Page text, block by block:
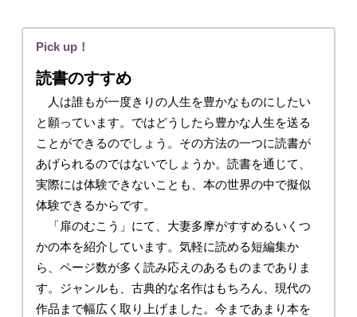
Pick up！
読書のすすめ
人は誰もが一度きりの人生を豊かなものにしたい
と願っています。ではどうしたら豊かな人生を送る
ことができるのでしょう。その方法の一つに読書が
あげられるのではないでしょうか。読書を通じて、
実際には体験できないことも、本の世界の中で擬似
体験できるからです。
「扉のむこう」にて、大妻多摩がすすめるいくつ
かの本を紹介しています。気軽に読める短編集か
ら、ページ数が多く読み応えのあるものまでありま
す。ジャンルも、古典的な名作はもちろん、現代の
作品まで幅広く取り上げました。今まであまり本を